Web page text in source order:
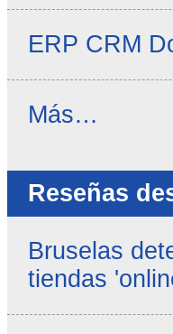
ERP CRM
Noticias
Más…
Reseñas
Bruselas
tiendas